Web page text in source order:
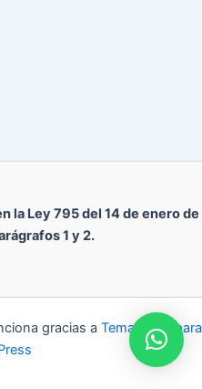
la Ley 795 del 14 de enero de
1 y 2.
gracias a Tema Astra para